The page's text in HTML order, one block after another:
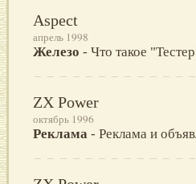
Aspect
апрель 1998
Железо - Что такое
ZX Power
октябрь 1996
Реклама - Реклама и